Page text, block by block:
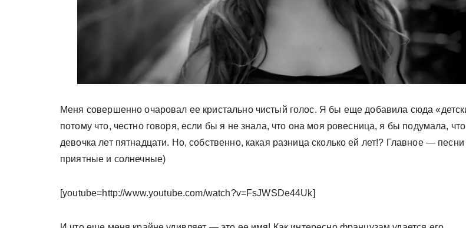
Меня совершенно очаровал ее кристально чистый голос. Я бы еще добавила сюда
потому что, честно говоря, если бы я не знала, что она моя ровесница, я бы подумала,
девочка лет пятнадцати. Но, собственно, какая разница сколько ей лет!? Главное —
приятные и солнечные)
[youtube=http://www.youtube.com/watch?v=FsJWSDe44Uk]